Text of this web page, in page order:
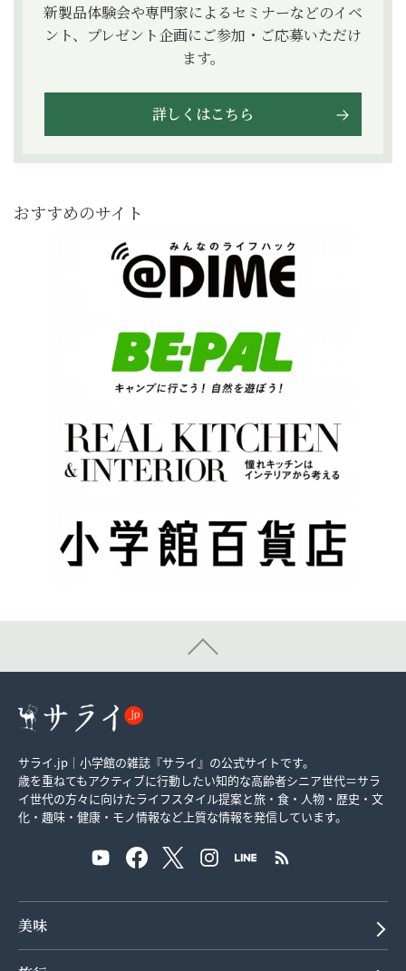
新製品体験会や専門家によるセミナーなどのイベ
ント、プレゼント企画にご参加・ご応募いただけ
ます。
詳しくはこちら
おすすめのサイト
サライ.jp｜小学館の雑誌『サライ』の公式サイトです。
歳を重ねてもアクティブに行動したい知的な高齢者シニア世代＝サラ
イ世代の方々に向けたライフスタイル提案と旅・食・人物・歴史・文
化・趣味・健康・モノ情報など上質な情報を発信しています。
美味